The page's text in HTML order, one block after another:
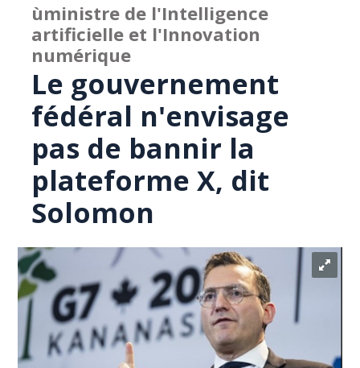
ùministre de l'Intelligence
artificielle et l'Innovation
numérique
Le gouvernement
fédéral n'envisage
pas de bannir la
plateforme X, dit
Solomon